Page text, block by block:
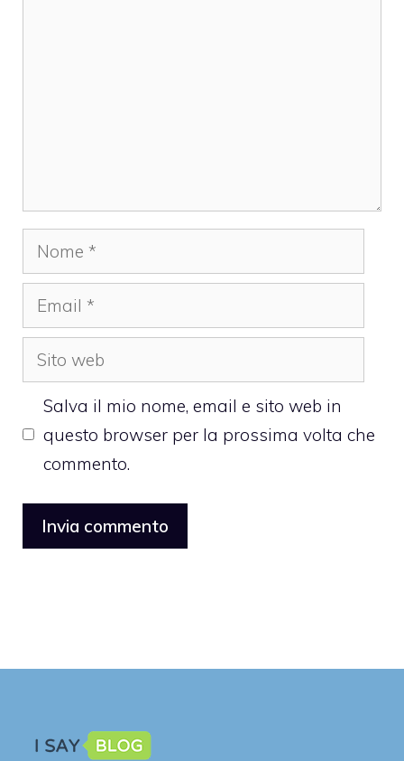
Nome
Email
Sito
web
Salva il mio nome, email e sito web in
questo browser per la prossima volta che
commento.